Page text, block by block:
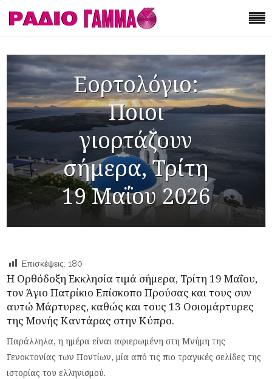
Εορτολόγιο:
Ποιοι
γιορτάζουν
σήμερα, Τρίτη
19 Μαΐου 2026
Επισκέψεις: 180
Η Ορθόδοξη Εκκλησία τιμά σήμερα, Τρίτη 19 Μαΐου,
τον Άγιο Πατρίκιο Επίσκοπο Προύσας και τους συν
αυτώ Μάρτυρες, καθώς και τους 13 Οσιομάρτυρες
της Μονής Καντάρας στην Κύπρο.
Παράλληλα, η ημέρα είναι αφιερωμένη στη Μνήμη της
Γενοκτονίας των Ποντίων, μία από τις πιο τραγικές σελίδες της
ιστορίας του ελληνισμού.